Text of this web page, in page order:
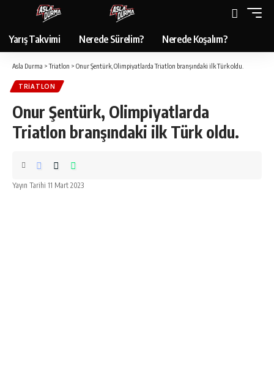
Yarış Takvimi Nerede Sürelim? Nerede Koşalım?
Asla Durma >Triatlon > Onur Şentürk, Olimpiyatlarda Triatlon branşındaki ilk Türk oldu.
TRIATLON
Onur Şentürk, Olimpiyatlarda
Triatlon branşındaki ilk Türk oldu.
Yayın Tarihi 11 Mart 2023